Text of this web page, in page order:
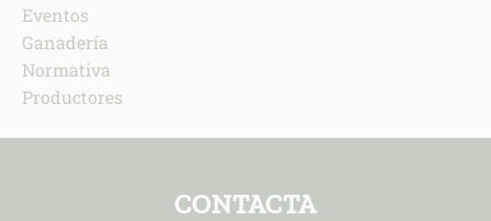
Eventos
Ganadería
Normativa
Productores
CONTACTA